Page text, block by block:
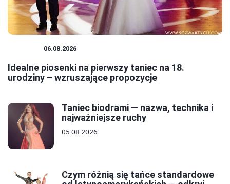
06.08.2026
Idealne piosenki na pierwszy taniec na 18.
urodziny – wzruszające propozycje
Taniec biodrami — nazwa, technika i
najważniejsze ruchy
05.08.2026
Czym różnią się tańce standardowe